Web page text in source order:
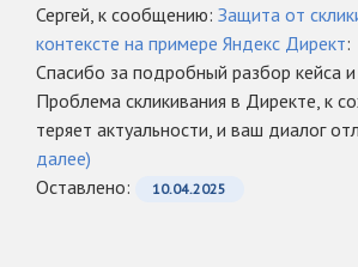
Сергей, к сообщению: Защита от
контексте на примере Яндекс Директ:
Спасибо за подробный разбор кейса
Проблема скликивания в Директе, к
теряет актуальности, и ваш диалог
далее)
Оcтавлено:
10.04.2025